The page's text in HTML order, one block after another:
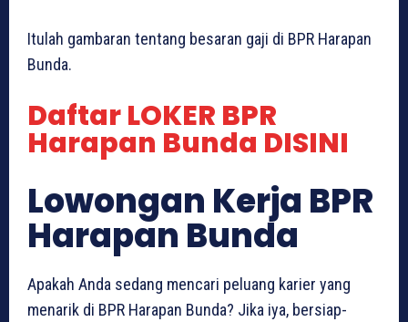
Itulah gambaran tentang besaran gaji di BPR Harapan
Bunda.
Daftar LOKER BPR
Harapan Bunda DISINI
Lowongan Kerja BPR
Harapan Bunda
Apakah Anda sedang mencari peluang karier yang
menarik di BPR Harapan Bunda? Jika iya, bersiap-